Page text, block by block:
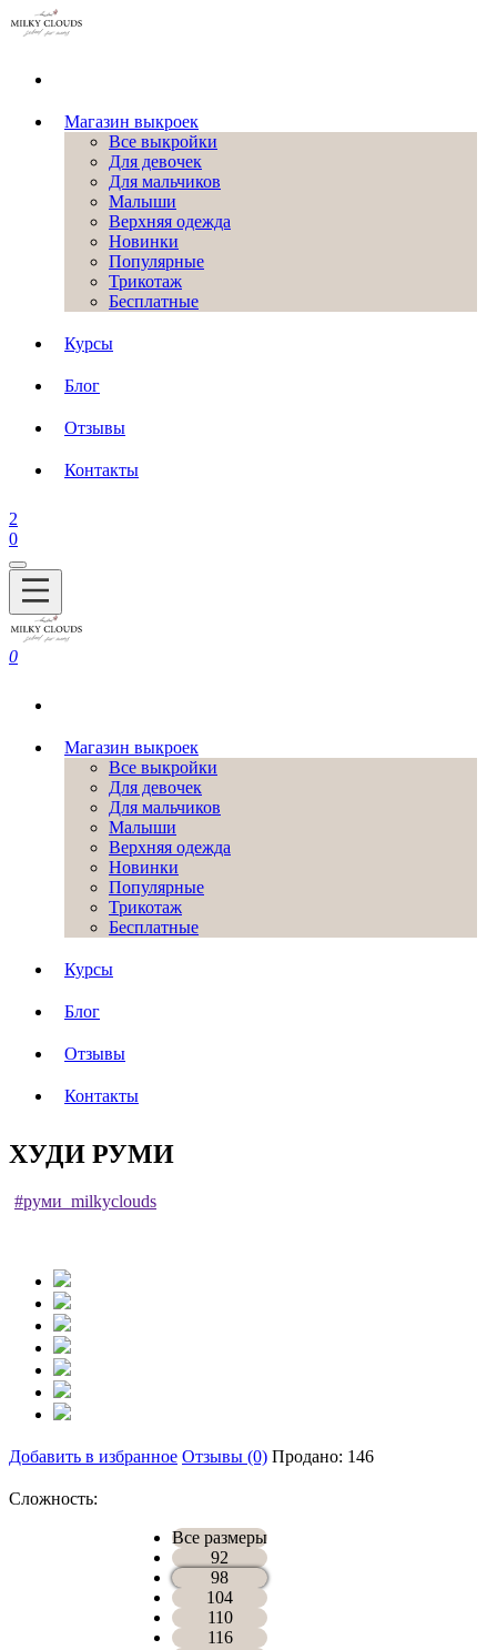
Магазин выкроек
Все выкройки
Для девочек
Для мальчиков
Малыши
Верхняя одежда
Новинки
Популярные
Трикотаж
Бесплатные
Курсы
Блог
Отзывы
Контакты
2
0
0
Магазин выкроек
Все выкройки
Для девочек
Для мальчиков
Малыши
Верхняя одежда
Новинки
Популярные
Трикотаж
Бесплатные
Курсы
Блог
Отзывы
Контакты
ХУДИ РУМИ
#руми_milkyclouds
Добавить в избранное Отзывы (0) Продано: 146
Сложность:
Все размеры
92
98
104
110
116